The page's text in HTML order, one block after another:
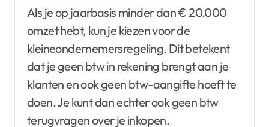
Als je op jaarbasis minder dan € 20.000
omzet hebt, kun je kiezen voor de
kleineondernemersregeling. Dit betekent
dat je geen btw in rekening brengt aan je
klanten en ook geen btw-aangifte hoeft te
doen. Je kunt dan echter ook geen btw
terugvragen over je inkopen.